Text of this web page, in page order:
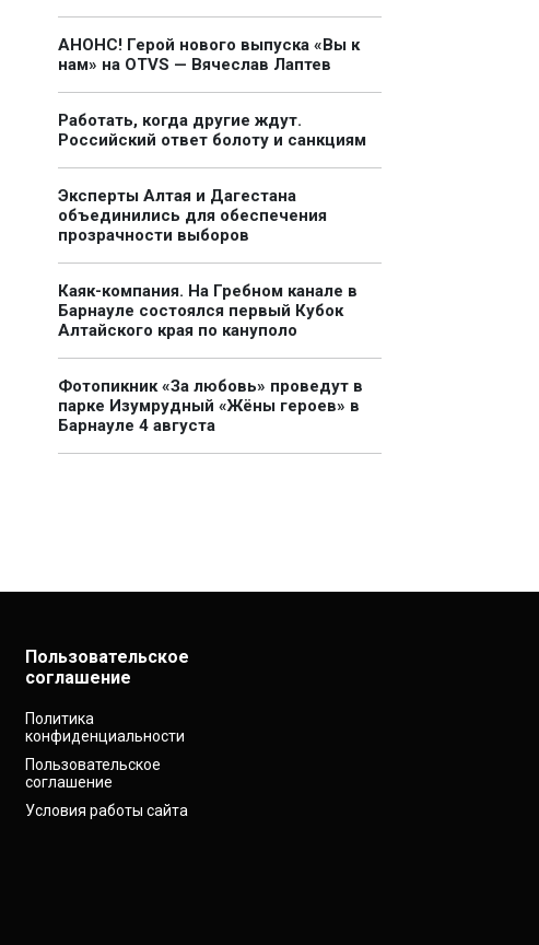
АНОНС! Герой нового выпуска «Вы к
нам» на OTVS — Вячеслав Лаптев
Работать, когда другие ждут.
Российский ответ болоту и санкциям
Эксперты Алтая и Дагестана
объединились для обеспечения
прозрачности выборов
Каяк-компания. На Гребном канале в
Барнауле состоялся первый Кубок
Алтайского края по кануполо
Фотопикник «За любовь» проведут в
парке Изумрудный «Жёны героев» в
Барнауле 4 августа
Пользовательское
соглашение
Политика
конфиденциальности
Пользовательское
соглашение
Условия работы сайта